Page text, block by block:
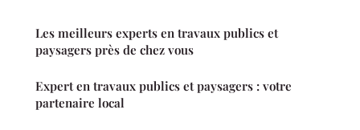
Les meilleurs experts en travaux publics et
paysagers près de chez vous
Expert en travaux publics et paysagers : votre
partenaire local